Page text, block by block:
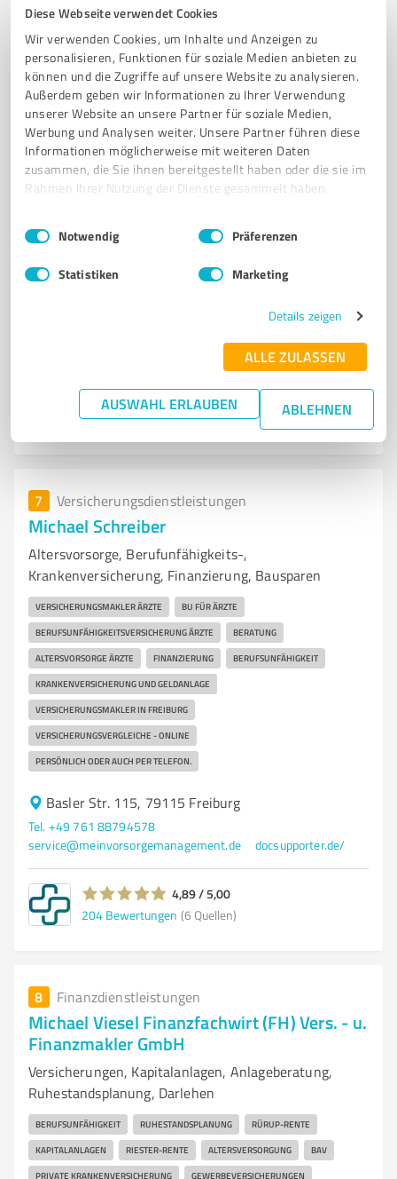
Diese Webseite verwendet Cookies
Wir verwenden Cookies, um Inhalte und Anzeigen zu
personalisieren, Funktionen für soziale Medien anbieten zu
können und die Zugriffe auf unsere Website zu analysieren.
Außerdem geben wir Informationen zu Ihrer Verwendung
unserer Website an unsere Partner für soziale Medien,
Werbung und Analysen weiter. Unsere Partner führen diese
Informationen möglicherweise mit weiteren Daten
zusammen, die Sie ihnen bereitgestellt haben oder die sie im
Rahmen Ihrer Nutzung der Dienste gesammelt haben.
Impressum Datenschutzbestimmungen
Einwilligungsauswahl
Notwendig Präferenzen
Statistiken Marketing
Details zeigen
ALLE ZULASSEN
AUSWAHL ERLAUBEN ABLEHNEN
6 Versicherungsdienstleistungen
Adrian Gutzweiler Versicherungsmakler
GmbH & Co. KG
Adrian Gutzweiler, Spezial-Versicherungsmakler für
Luftfahrt-Versicherungen.
FLUGZEUGVERSICHERUNGEN LUFTFAHRTVERSICHERUNGEN
PILOTENVERSICHERUNG HALTER-HAFTPFLICHTVERSICHERUNG
Johannes Brahms Straße 3, 79189 Bad Krozingen
4,88 / 5,00
719Bewertungen
7 Versicherungsdienstleistungen
Michael Schreiber
Altersvorsorge, Berufunfähigkeits-,
Krankenversicherung, Finanzierung, Bausparen
VERSICHERUNGSMAKLER ÄRZTE BU FÜR ÄRZTE
BERUFSUNFÄHIGKEITSVERSICHERUNG ÄRZTE BERATUNG
ALTERSVORSORGE ÄRZTE FINANZIERUNG BERUFSUNFÄHIGKEIT
KRANKENVERSICHERUNG UND GELDANLAGE
VERSICHERUNGSMAKLER IN FREIBURG
VERSICHERUNGSVERGLEICHE - ONLINE
PERSÖNLICH ODER AUCH PER TELEFON.
Basler Str. 115, 79115 Freiburg
Tel. +49 761 88794578
service@meinvorsorgemanagement.de
docsupporter.de/
4,89 / 5,00
204 Bewertungen (6 Quellen)
8 Finanzdienstleistungen
Michael Viesel Finanzfachwirt (FH) Vers. - u.
Finanzmakler GmbH
Versicherungen, Kapitalanlagen, Anlageberatung,
Ruhestandsplanung, Darlehen
BERUFSUNFÄHIGKEIT RUHESTANDSPLANUNG RÜRUP-RENTE
KAPITALANLAGEN RIESTER-RENTE ALTERSVERSORGUNG BAV
PRIVATE KRANKENVERSICHERUNG GEWERBEVERSICHERUNGEN